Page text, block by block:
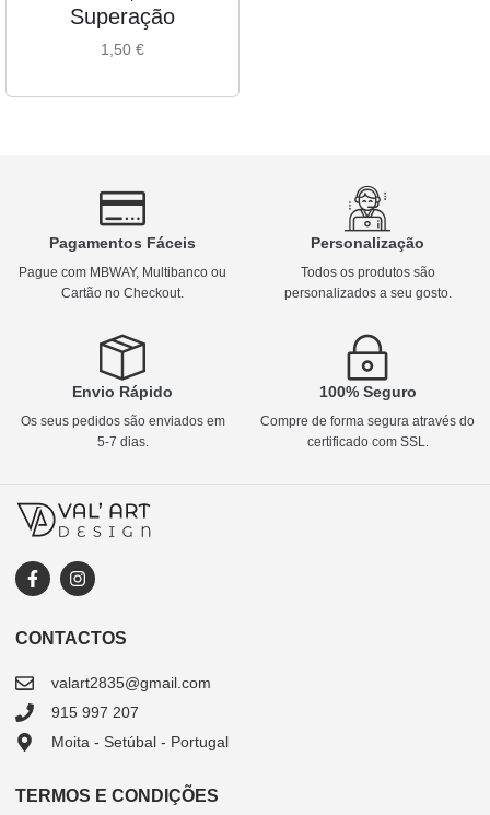
Superação
1,50 €
Pagamentos Fáceis
Pague com MBWAY, Multibanco ou
Cartão no Checkout.
Personalização
Todos os produtos são
personalizados a seu gosto.
Envio Rápido
Os seus pedidos são enviados em
5-7 dias.
100% Seguro
Compre de forma segura através do
certificado com SSL.
CONTACTOS
valart2835@gmail.com
915 997 207
Moita - Setúbal - Portugal
TERMOS E CONDIÇÕES